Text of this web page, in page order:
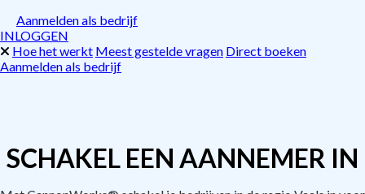
Aanmelden als bedrijf
INLOGGEN
Hoe het werkt Meest gestelde vragen Direct boeken
Aanmelden als bedrijf
SCHAKEL EEN AANNEMER IN